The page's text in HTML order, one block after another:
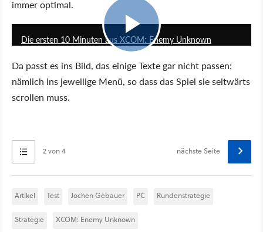
immer optimal.
Die ersten 10 Minuten aus XCOM: Enemy Unknown
Da passt es ins Bild, das einige Texte gar nicht passen;
nämlich ins jeweilige Menü, so dass das Spiel sie seitwärts
scrollen muss.
2 von 4 nächste Seite
Artikel Test Jochen Gebauer PC Rundenstrategie
Strategie XCOM: Enemy Unknown